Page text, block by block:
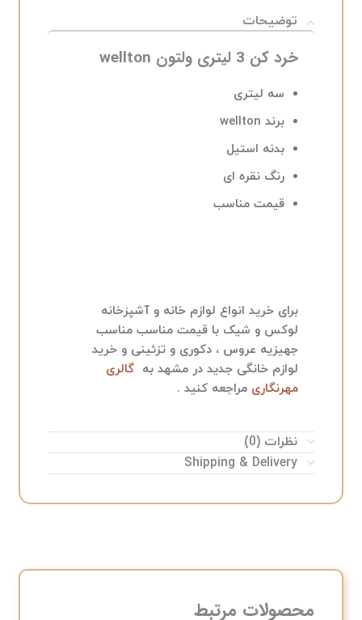
توضیحات
خرد کن 3 لیتری ولتون wellton
سه لیتری
برند wellton
بدنه استیل
رنگ نقره ای
قیمت مناسب
برای خرید انواع لوازم خانه و آشپزخانه
لوکس و شیک با قیمت مناسب مناسب
جهیزیه عروس ، دکوری و تزئینی و خرید
لوازم خانگی جدید در مشهد به گالری
مهرنگاری مراجعه کنید .
نظرات (0)
Shipping & Delivery
محصولات مرتبط